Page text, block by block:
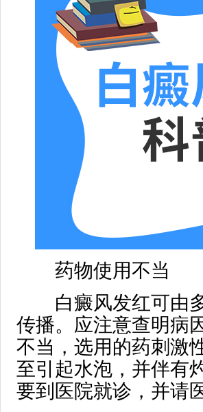
药物使用不当
白癜风发红可由多
传播。应注意查明病
不当，选用的药刺激
至引起水泡，并伴有
要到医院就诊，并请